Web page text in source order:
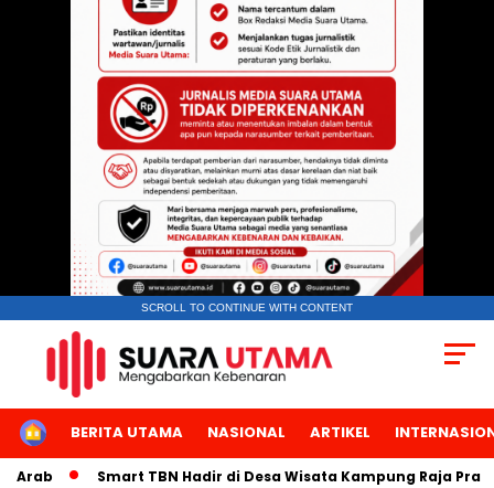
SCROLL TO CONTINUE WITH CONTENT
HOMEBERITA UTAMA NASIONAL ARTIKEL
Smart TBN Hadir di Desa Wisata Kampung Raja Prailiu,